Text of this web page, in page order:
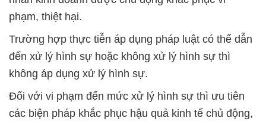
phạm, thiệt hại.
Trường hợp thực tiễn áp dụng pháp luật có thể dẫn
đến xử lý hình sự hoặc không xử lý hình sự thì
không áp dụng xử lý hình sự.
Đối với vi phạm đến mức xử lý hình sự thì ưu tiên
các biện pháp khắc phục hậu quả kinh tế chủ động,